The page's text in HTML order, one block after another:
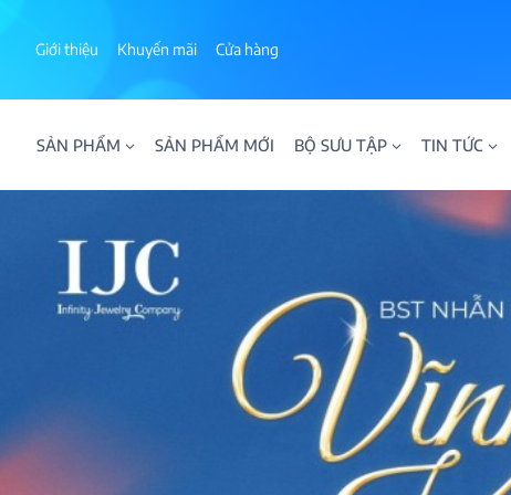
Giới thiệu Khuyến mãi Cửa hàng
SẢN PHẨM SẢN PHẨM MỚI BỘ SƯU TẬP
ALPHA AURA
BST BLOOM
BST NHẪN KIM TIỀN
BST NHẪN NAM
BST SWEETIES
FAMILY COLLECTION
TIN TỨC